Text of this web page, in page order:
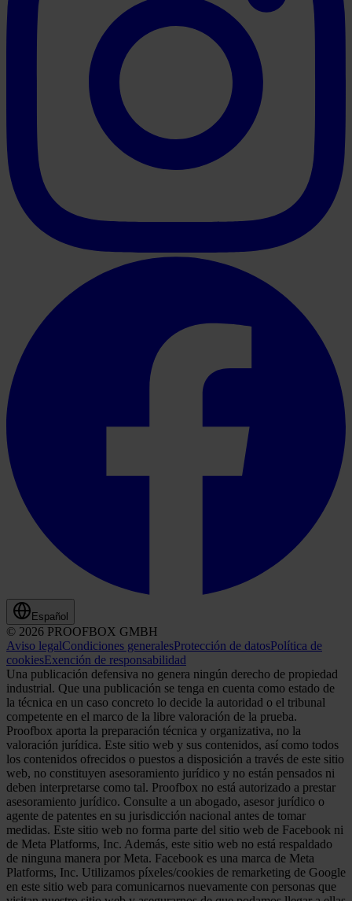
Español
© 2026 PROOFBOX GMBH
Aviso legalCondiciones generalesProtección de datosPolítica de
cookiesExención de responsabilidad
Una publicación defensiva no genera ningún derecho de propiedad
industrial. Que una publicación se tenga en cuenta como estado de
la técnica en un caso concreto lo decide la autoridad o el tribunal
competente en el marco de la libre valoración de la prueba.
Proofbox aporta la preparación técnica y organizativa, no la
valoración jurídica. Este sitio web y sus contenidos, así como todos
los contenidos ofrecidos o puestos a disposición a través de este sitio
web, no constituyen asesoramiento jurídico y no están pensados ni
deben interpretarse como tal. Proofbox no está autorizado a prestar
asesoramiento jurídico. Consulte a un abogado, asesor jurídico o
agente de patentes en su jurisdicción nacional antes de tomar
medidas. Este sitio web no forma parte del sitio web de Facebook ni
de Meta Platforms, Inc. Además, este sitio web no está respaldado
de ninguna manera por Meta. Facebook es una marca de Meta
Platforms, Inc. Utilizamos píxeles/cookies de remarketing de Google
en este sitio web para comunicarnos nuevamente con personas que